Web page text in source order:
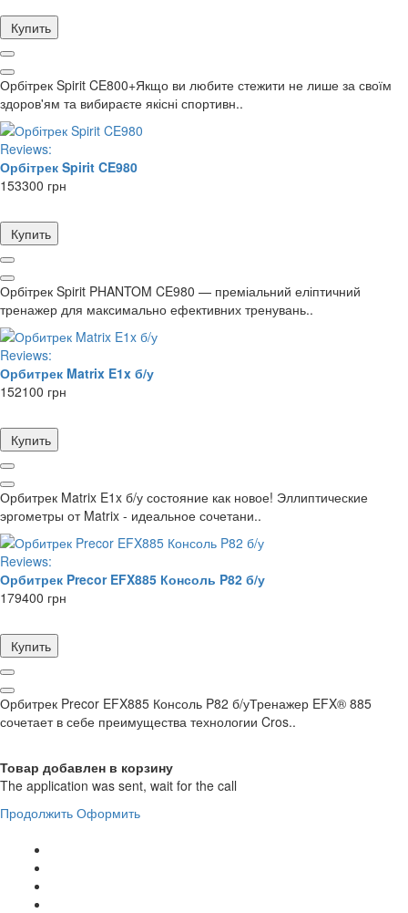
Купить
Орбітрек Spirit CE800+Якщо ви любите стежити не лише за своїм
здоров'ям та вибираєте якісні спортивн..
Reviews:
Орбітрек Spirit CE980
153300 грн
Купить
Орбітрек Spirit PHANTOM CE980 — преміальний еліптичний
тренажер для максимально ефективних тренувань..
Reviews:
Орбитрек Matrix E1x б/у
152100 грн
Купить
Орбитрек Matrix E1x б/у состояние как новое! Эллиптические
эргометры от Matrix - идеальное сочетани..
Reviews:
Орбитрек Precor EFX885 Консоль P82 б/у
179400 грн
Купить
Орбитрек Precor EFX885 Консоль P82 б/уТренажер EFX® 885
сочетает в себе преимущества технологии Cros..
Товар добавлен в корзину
The application was sent, wait for the call
Продолжить Оформить